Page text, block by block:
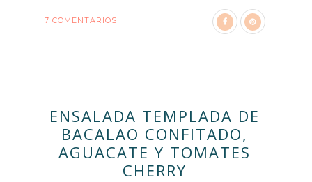
7 COMENTARIOS
ENSALADA TEMPLADA DE
BACALAO CONFITADO,
AGUACATE Y TOMATES
CHERRY